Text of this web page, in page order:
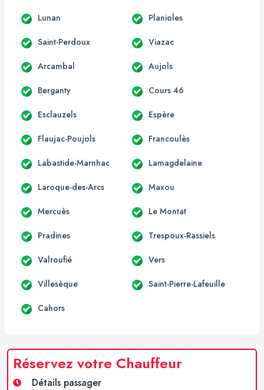
Lunan Planioles
Saint-Perdoux Viazac
Arcambal Aujols
Berganty Cours 46
Esclauzels Espère
Flaujac-Poujols Francoulès
Labastide-Marnhac Lamagdelaine
Laroque-des-Arcs Maxou
Mercuès Le Montat
Pradines Trespoux-Rassiels
Valroufié Vers
Villesèque Saint-Pierre-Lafeuille
Cahors
Réservez votre Chauffeur
Détails passager